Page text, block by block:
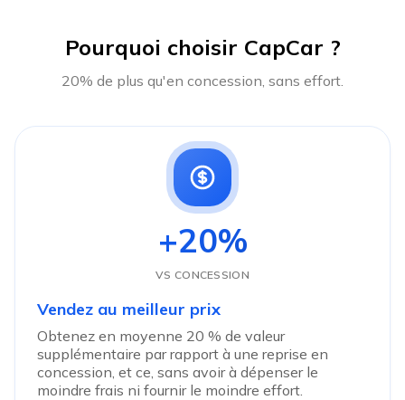
Pourquoi choisir CapCar ?
20% de plus qu'en concession, sans effort.
+20%
VS CONCESSION
Vendez au meilleur prix
Obtenez en moyenne 20 % de valeur
supplémentaire par rapport à une reprise en
concession, et ce, sans avoir à dépenser le
moindre frais ni fournir le moindre effort.